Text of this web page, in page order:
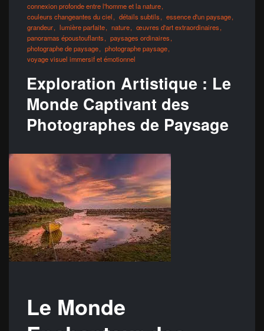
connexion profonde entre l'homme et la nature
couleurs changeantes du ciel
détails subtils
essence d'un paysage
grandeur
lumière parfaite nature
œuvres d'art extraordinaires
panoramas époustouflants
paysages ordinaires
photographe de paysage
photographe paysage
voyage visuel immersif et émotionnel
Exploration Artistique : Le
Monde Captivant des
Photographes de Paysage
Le Monde